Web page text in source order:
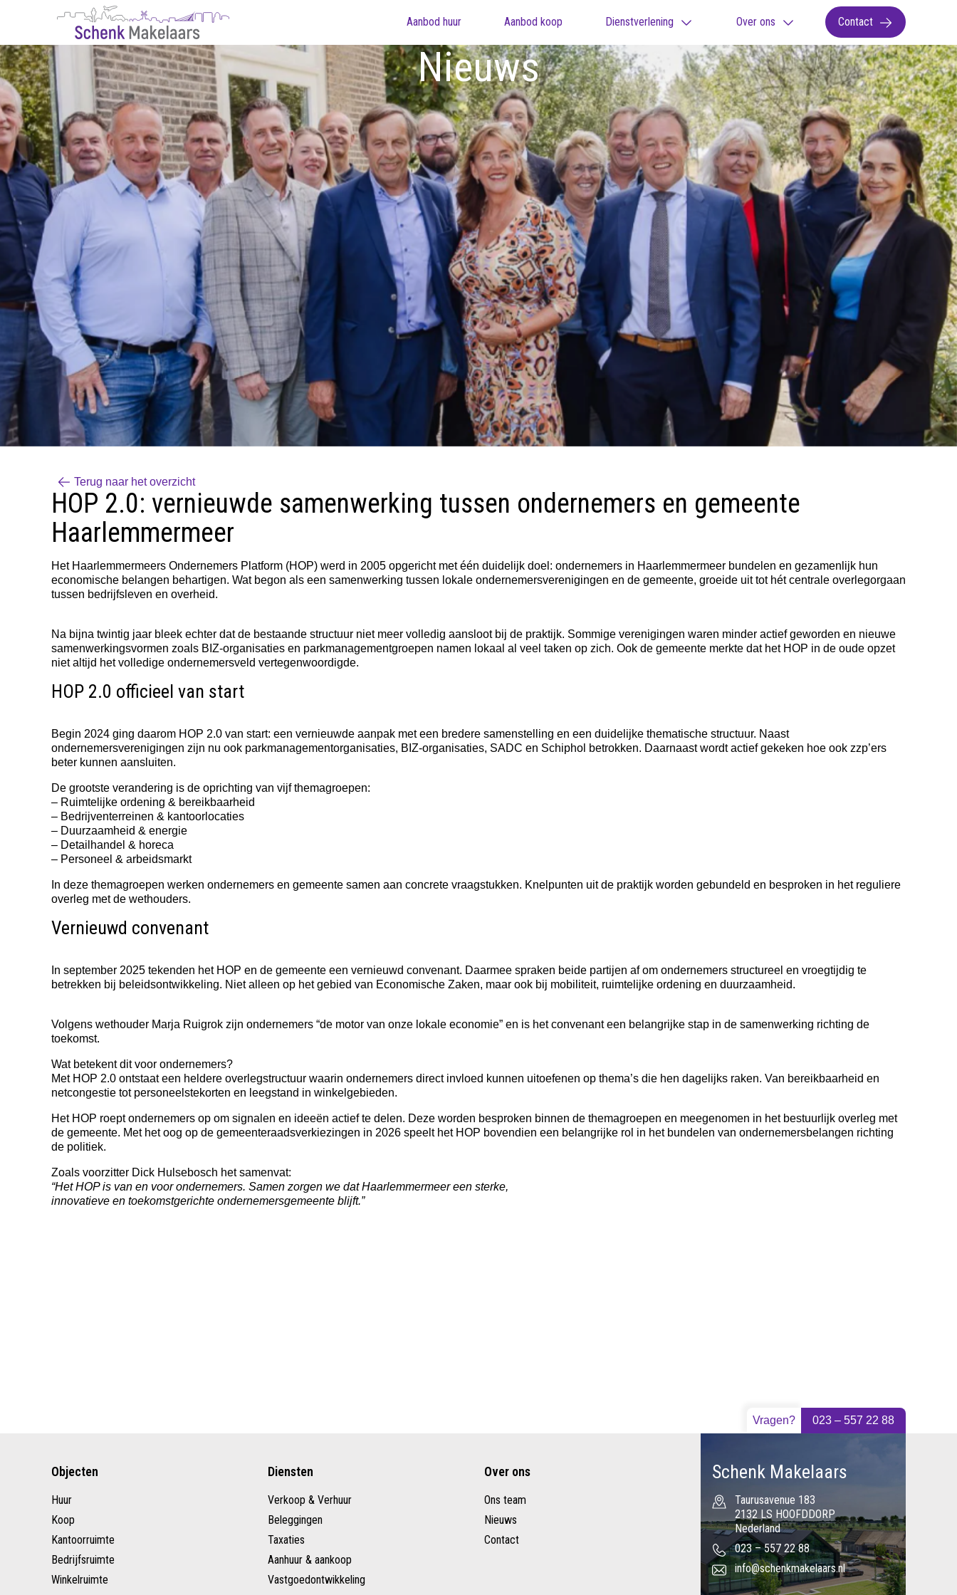
Aanbod huur Aanbod koop Dienstverlening Over ons Contact
Nieuws
Terug naar het overzicht
HOP 2.0: vernieuwde samenwerking tussen ondernemers en gemeente
Haarlemmermeer
Het Haarlemmermeers Ondernemers Platform (HOP) werd in 2005 opgericht met één duidelijk doel: ondernemers in Haarlemmermeer bundelen en gezamenlijk hun
economische belangen behartigen. Wat begon als een samenwerking tussen lokale ondernemersverenigingen en de gemeente, groeide uit tot hét centrale overlegorgaan
tussen bedrijfsleven en overheid.
Na bijna twintig jaar bleek echter dat de bestaande structuur niet meer volledig aansloot bij de praktijk. Sommige verenigingen waren minder actief geworden en nieuwe
samenwerkingsvormen zoals BIZ-organisaties en parkmanagementgroepen namen lokaal al veel taken op zich. Ook de gemeente merkte dat het HOP in de oude opzet
niet altijd het volledige ondernemersveld vertegenwoordigde.
HOP 2.0 officieel van start
Begin 2024 ging daarom HOP 2.0 van start: een vernieuwde aanpak met een bredere samenstelling en een duidelijke thematische structuur. Naast
ondernemersverenigingen zijn nu ook parkmanagementorganisaties, BIZ-organisaties, SADC en Schiphol betrokken. Daarnaast wordt actief gekeken hoe ook zzp’ers
beter kunnen aansluiten.
De grootste verandering is de oprichting van vijf themagroepen:
– Ruimtelijke ordening & bereikbaarheid
– Bedrijventerreinen & kantoorlocaties
– Duurzaamheid & energie
– Detailhandel & horeca
– Personeel & arbeidsmarkt
In deze themagroepen werken ondernemers en gemeente samen aan concrete vraagstukken. Knelpunten uit de praktijk worden gebundeld en besproken in het reguliere
overleg met de wethouders.
Vernieuwd convenant
In september 2025 tekenden het HOP en de gemeente een vernieuwd convenant. Daarmee spraken beide partijen af om ondernemers structureel en vroegtijdig te
betrekken bij beleidsontwikkeling. Niet alleen op het gebied van Economische Zaken, maar ook bij mobiliteit, ruimtelijke ordening en duurzaamheid.
Volgens wethouder Marja Ruigrok zijn ondernemers “de motor van onze lokale economie” en is het convenant een belangrijke stap in de samenwerking richting de
toekomst.
Wat betekent dit voor ondernemers?
Met HOP 2.0 ontstaat een heldere overlegstructuur waarin ondernemers direct invloed kunnen uitoefenen op thema’s die hen dagelijks raken. Van bereikbaarheid en
netcongestie tot personeelstekorten en leegstand in winkelgebieden.
Het HOP roept ondernemers op om signalen en ideeën actief te delen. Deze worden besproken binnen de themagroepen en meegenomen in het bestuurlijk overleg met
de gemeente. Met het oog op de gemeenteraadsverkiezingen in 2026 speelt het HOP bovendien een belangrijke rol in het bundelen van ondernemersbelangen richting
de politiek.
Zoals voorzitter Dick Hulsebosch het samenvat:
“Het HOP is van en voor ondernemers. Samen zorgen we dat Haarlemmermeer een sterke,
innovatieve en toekomstgerichte ondernemersgemeente blijft.”
Vragen? 023 – 557 22 88
Objecten
Huur
Koop
Kantoorruimte
Bedrijfsruimte
Winkelruimte
Diensten
Verkoop & Verhuur
Beleggingen
Taxaties
Aanhuur & aankoop
Vastgoedontwikkeling
Over ons
Ons team
Nieuws
Contact
Schenk Makelaars
Taurusavenue 183
2132 LS HOOFDDORP
Nederland
023 – 557 22 88
info@schenkmakelaars.nl